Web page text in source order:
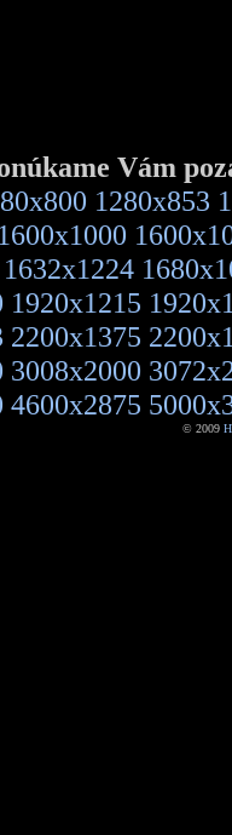
Vám
1280x853
1600x1000
1632x1224
1920x1215
2200x1375
3008x2000
4600x2875
© 2009